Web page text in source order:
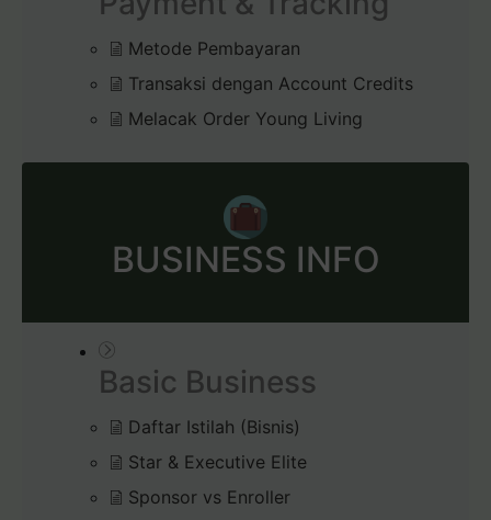
Metode Pembayaran
Transaksi dengan Account Credits
Melacak Order Young Living
BUSINESS INFO
Basic Business
Daftar Istilah (Bisnis)
Star & Executive Elite
Sponsor vs Enroller